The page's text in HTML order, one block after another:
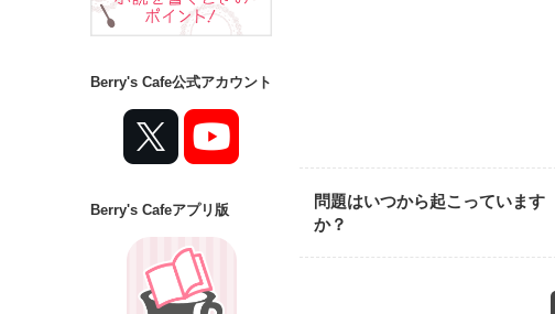
問題はいつから起こっています
か？
Berry's Cafe公式アカウント
Berry's Cafeアプリ版